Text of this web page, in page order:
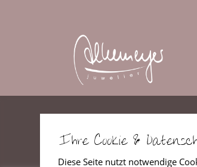
Ihre Cookie &
Diese Seite nutzt notwendige